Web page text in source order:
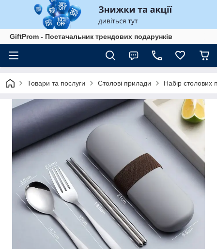
GiftProm - Постачальник трендових подарунків
Товари та послуги Столові прилади Набір столових